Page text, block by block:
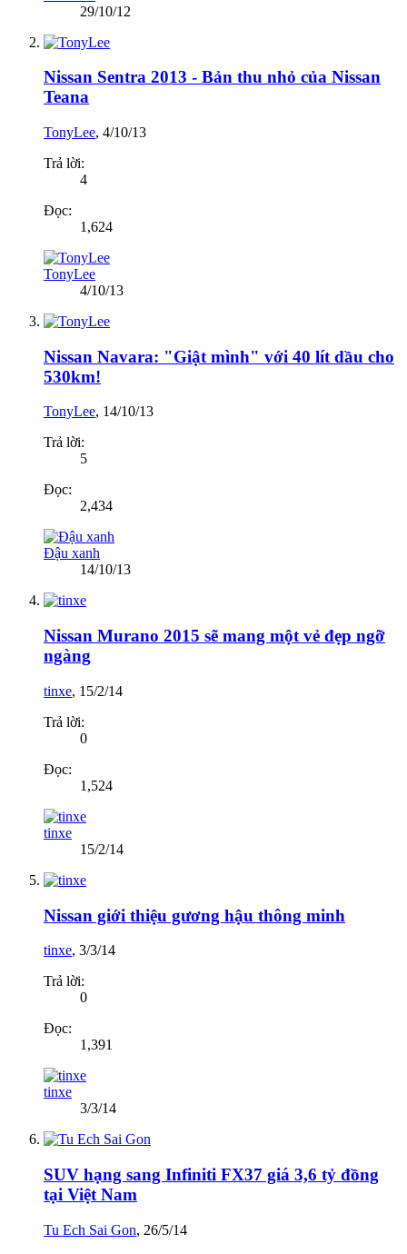
29/10/12
Nissan Sentra 2013 - Bản thu nhỏ của Nissan
Teana
TonyLee, 4/10/13
Trả lời:
4
Đọc:
1,624
TonyLee
4/10/13
Nissan Navara: "Giật mình" với 40 lít dầu cho
530km!
TonyLee, 14/10/13
Trả lời:
5
Đọc:
2,434
Đậu xanh
14/10/13
Nissan Murano 2015 sẽ mang một vẻ đẹp ngỡ
ngàng
tinxe, 15/2/14
Trả lời:
0
Đọc:
1,524
tinxe
15/2/14
Nissan giới thiệu gương hậu thông minh
tinxe, 3/3/14
Trả lời:
0
Đọc:
1,391
tinxe
3/3/14
SUV hạng sang Infiniti FX37 giá 3,6 tỷ đồng
tại Việt Nam
Tu Ech Sai Gon, 26/5/14